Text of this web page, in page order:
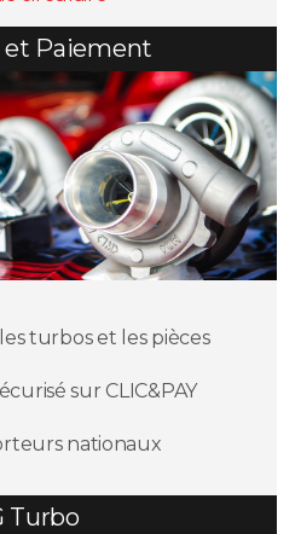
et Paiement
turbos et les pièces
sur CLIC&PAY
nationaux
Turbo